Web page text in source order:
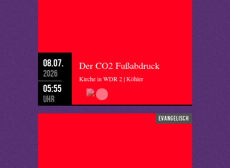
08.07.
2026
05:55
Uhr
Der CO2 Fußabdruck
Kirche in WDR 2 | Köhler
evangelisch